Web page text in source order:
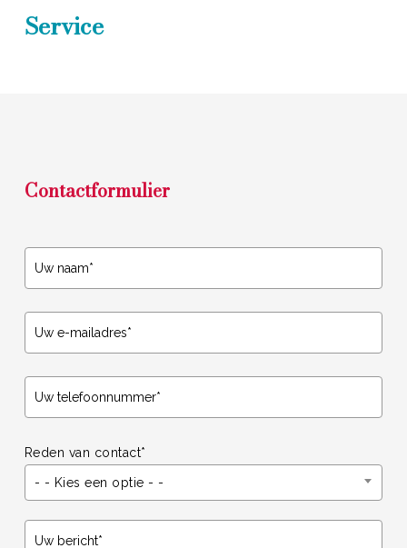
Service
Contactformulier
Reden van contact*
- - Kies een optie - -